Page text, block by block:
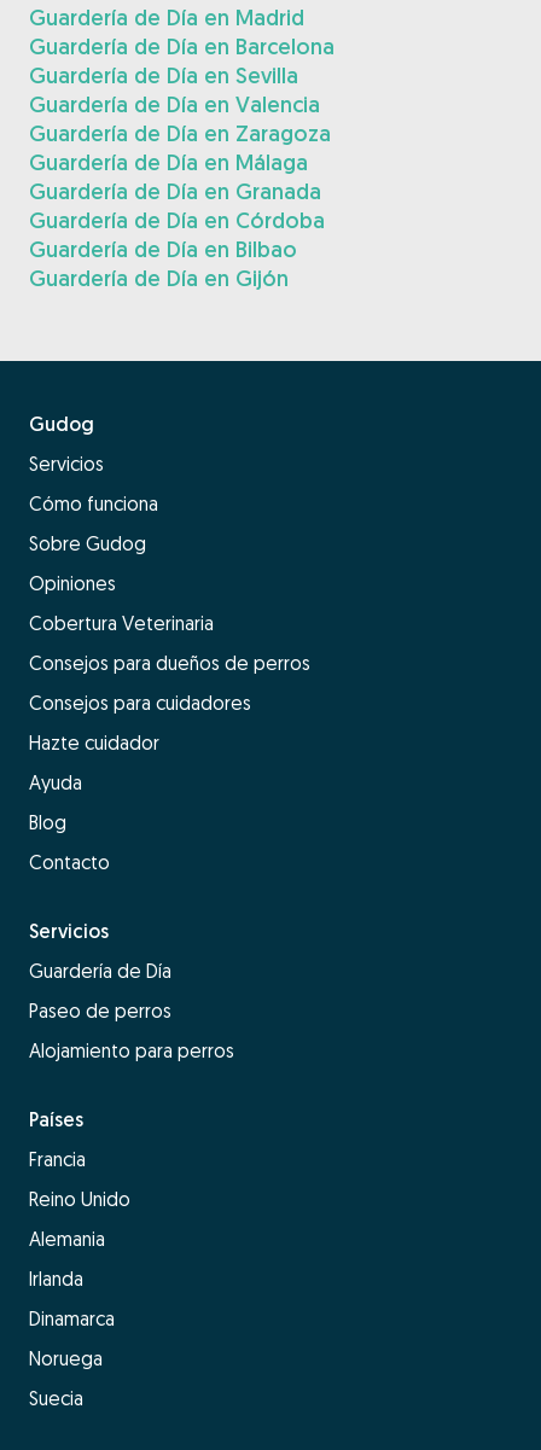
Guardería de Día en Madrid
Guardería de Día en Barcelona
Guardería de Día en Sevilla
Guardería de Día en Valencia
Guardería de Día en Zaragoza
Guardería de Día en Málaga
Guardería de Día en Granada
Guardería de Día en Córdoba
Guardería de Día en Bilbao
Guardería de Día en Gijón
Gudog
Servicios
Cómo funciona
Sobre Gudog
Opiniones
Cobertura Veterinaria
Consejos para dueños de perros
Consejos para cuidadores
Hazte cuidador
Ayuda
Blog
Contacto
Servicios
Guardería de Día
Paseo de perros
Alojamiento para perros
Países
Francia
Reino Unido
Alemania
Irlanda
Dinamarca
Noruega
Suecia